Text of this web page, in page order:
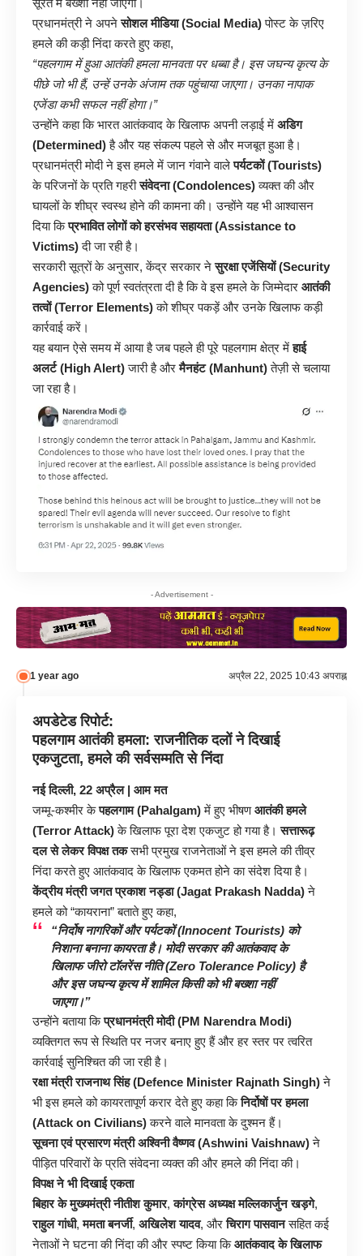
सूरत में बख्शा नहीं जाएगा।
प्रधानमंत्री ने अपनेसोशल मीडिया (Social Media)पोस्ट के ज़रिए
हमले की कड़ी निंदा करते हुए कहा,
“पहलगाम में हुआ आतंकी हमला मानवता पर धब्बा है। इस जघन्य कृत्य के
पीछे जो भी हैं, उन्हें उनके अंजाम तक पहुंचाया जाएगा। उनका नापाक
एजेंडा कभी सफल नहीं होगा।”
उन्होंने कहा कि भारत आतंकवाद के खिलाफ अपनी लड़ाई में अडिग
(Determined)है और यह संकल्प पहले से और मजबूत हुआ है।
प्रधानमंत्री मोदी ने इस हमले में जान गंवाने वालेपर्यटकों (Tourists)
के परिजनों के प्रति गहरीसंवेदना (Condolences)व्यक्त की और
घायलों के शीघ्र स्वस्थ होने की कामना की। उन्होंने यह भी आश्वासन
दिया किप्रभावित लोगों को हरसंभव सहायता (Assistance to
Victims)दी जा रही है।
सरकारी सूत्रों के अनुसार, केंद्र सरकार नेसुरक्षा एजेंसियों (Security
Agencies)को पूर्ण स्वतंत्रता दी है कि वे इस हमले के जिम्मेदार आतंकी
तत्वों (Terror Elements)को शीघ्र पकड़ें और उनके खिलाफ कड़ी
कार्रवाई करें।
यह बयान ऐसे समय में आया है जब पहले ही पूरे पहलगाम क्षेत्र मेंहाई
अलर्ट (High Alert)जारी है औरमैनहंट (Manhunt)तेज़ी से चलाया
जा रहा है।
- Advertisement -
1 year ago अप्रैल 22, 2025 10:43 अपराह्न
अपडेटेड रिपोर्ट:
पहलगाम आतंकी हमला: राजनीतिक दलों ने दिखाई
एकजुटता, हमले की सर्वसम्मति से निंदा
नई दिल्ली, 22 अप्रैल | आम मत
जम्मू-कश्मीर केपहलगाम (Pahalgam)में हुए भीषणआतंकी हमले
(Terror Attack)के खिलाफ पूरा देश एकजुट हो गया है।सत्तारूढ़
दल से लेकर विपक्ष तकसभी प्रमुख राजनेताओं ने इस हमले की तीव्र
निंदा करते हुए आतंकवाद के खिलाफ एकमत होने का संदेश दिया है।
केंद्रीय मंत्री जगत प्रकाश नड्डा (Jagat Prakash Nadda)ने
हमले को “कायराना” बताते हुए कहा,
“निर्दोष नागरिकों और पर्यटकों (Innocent Tourists) को
निशाना बनाना कायरता है। मोदी सरकार की आतंकवाद के
खिलाफजीरो टॉलरेंस नीति (Zero Tolerance Policy)है
और इस जघन्य कृत्य में शामिल किसी को भी बख्शा नहीं
जाएगा।”
उन्होंने बताया किप्रधानमंत्री मोदी (PM Narendra Modi)
व्यक्तिगत रूप से स्थिति पर नजर बनाए हुए हैं और हर स्तर पर त्वरित
कार्रवाई सुनिश्चित की जा रही है।
रक्षा मंत्री राजनाथ सिंह (Defence Minister Rajnath Singh)ने
भी इस हमले को कायरतापूर्ण करार देते हुए कहा किनिर्दोषों पर हमला
(Attack on Civilians)करने वाले मानवता के दुश्मन हैं।
सूचना एवं प्रसारण मंत्री अश्विनी वैष्णव (Ashwini Vaishnaw)ने
पीड़ित परिवारों के प्रति संवेदना व्यक्त की और हमले की निंदा की।
विपक्ष ने भी दिखाई एकता
बिहार के मुख्यमंत्री नीतीश कुमार,कांग्रेस अध्यक्ष मल्लिकार्जुन खड़गे,
राहुल गांधी,ममता बनर्जी, अखिलेश यादव, औरचिराग पासवानसहित कई
नेताओं ने घटना की निंदा की और स्पष्ट किया किआतंकवाद के खिलाफ